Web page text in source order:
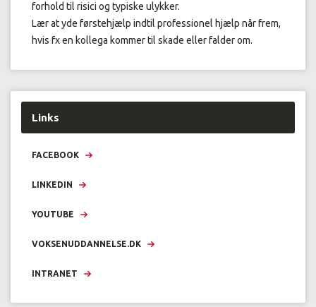
forhold til risici og typiske ulykker.
Lær at yde førstehjælp indtil professionel hjælp når frem,
hvis fx en kollega kommer til skade eller falder om.
Links
FACEBOOK
LINKEDIN
YOUTUBE
VOKSENUDDANNELSE.DK
INTRANET